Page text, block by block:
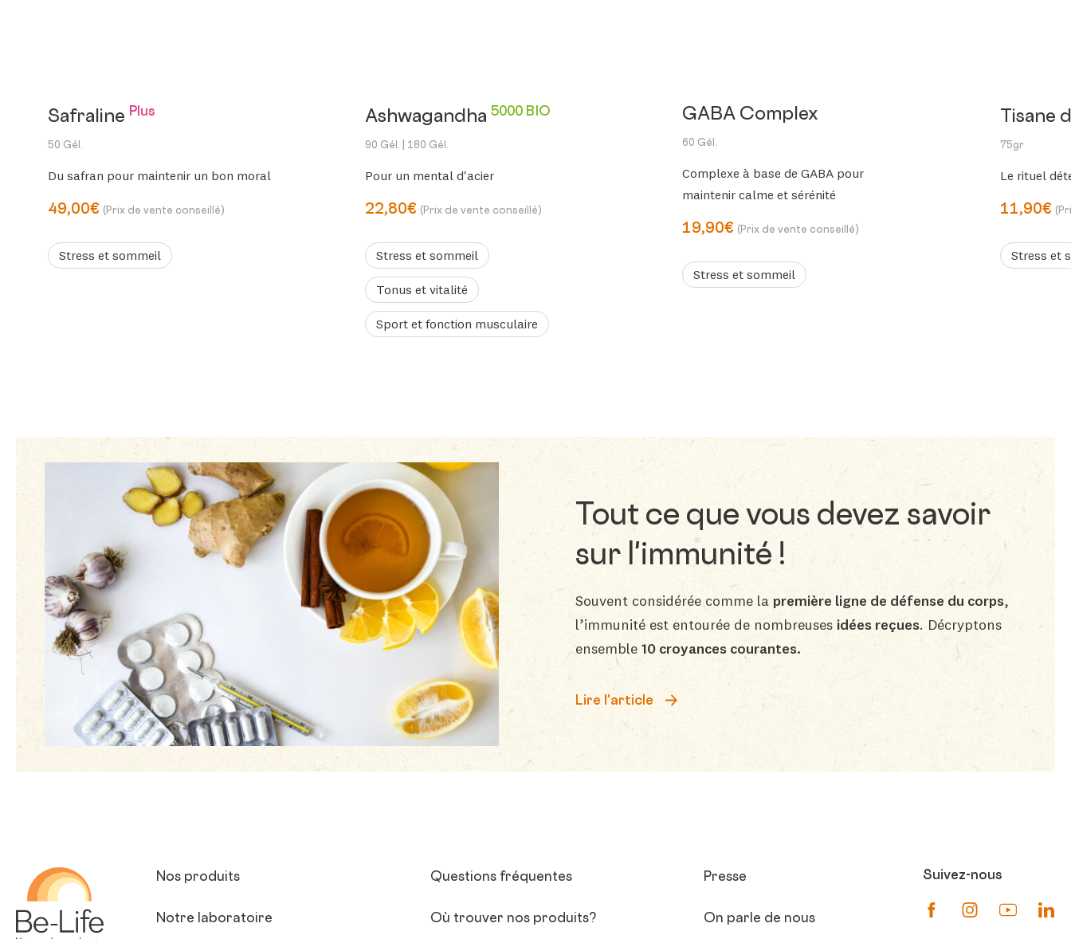
Safraline Plus
50 Gél.
Du safran pour maintenir un bon moral
49,00€ (Prix de vente conseillé)
Stress et sommeil
Ashwagandha5000 BIO
90 Gél. | 180 Gél.
Pour un mental d'acier
22,80€ (Prix de vente conseillé)
Stress et sommeil
Tonus et vitalité
Sport et fonction musculaire
GABA Complex
60 Gél.
Complexe à base de GABA pour
maintenir calme et sérénité
19,90€ (Prix de vente conseillé)
Stress et sommeil
Tisane
75gr
Le rituel
11,90€
Stress et
Tout ce que vous devez savoir
sur l'immunité !
Souvent considérée comme la première ligne de défense du corps,
l’immunité est entourée de nombreuses idées reçues. Décryptons
ensemble 10 croyances courantes.
Lire l'article
Nos produits
Notre laboratoire
Questions fréquentes
Où trouver nos produits?
Presse
On parle de nous
Suivez-nous
Suivez-nous sur
Suivez-nous
Suivez-